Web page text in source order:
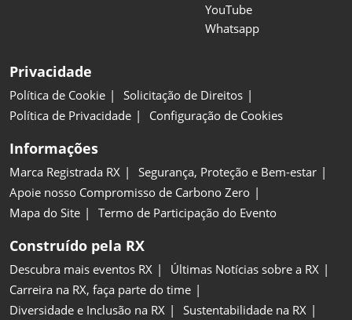
YouTube
Whatsapp
Privacidade
Política de Cookie
Solicitação de Direitos
Política de Privacidade
Configuração de Cookies
Informações
Marca Registrada RX
Segurança, Proteção e Bem-estar
Apoie nosso Compromisso de Carbono Zero
Mapa do Site
Termo de Participação do Evento
Construído pela RX
Descubra mais eventos RX
Últimas Notícias sobre a RX
Carreira na RX, faça parte do time
Diversidade e Inclusão na RX
Sustentabilidade na RX